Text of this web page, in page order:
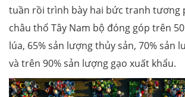
tuần rồi trình bày hai bức tranh tương
châu thổ Tây Nam bộ đóng góp trên
lúa, 65% sản lượng thủy sản, 70% sản
và trên 90% sản lượng gạo xuất khẩu.